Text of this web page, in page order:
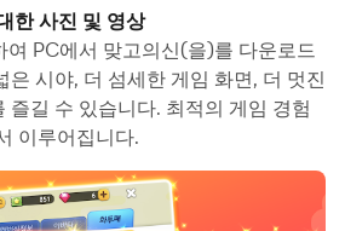
와 키보드로 앱을 이용하는 것이 화
씬 빠릅니다. 동시에 기기의 배터리
요가 없습니다.
컨트롤 기능을 통해 컴퓨터에서 여러
통해 이미지, 비디오 및 파일을 공유
한 사진 및 영상
PC에서 맞고의신(을)를 다운로드
은 시야, 더 섬세한 게임 화면, 더 멋진
즐길 수 있습니다. 최적의 게임 경험
이루어집니다.